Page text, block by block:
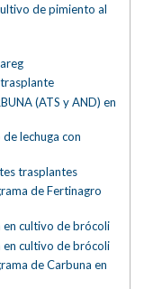
de pimiento al
(ATS y AND) en
lechuga con
trasplantes
de Fertinagro
en cultivo de brócoli
en cultivo de brócoli
de Carbuna en